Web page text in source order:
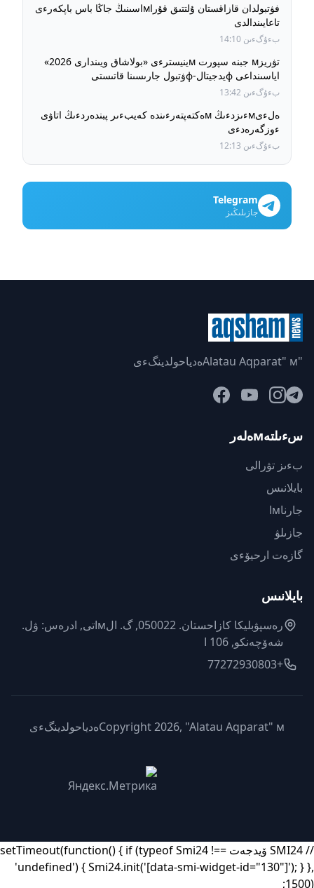
فۋتبولدان قازاقستان ۇلتتىق قۇراмاسىنىڭ جاڭا باس باپكەرءى
تاعايىندالدى
بءۇگءىن 14:10
تۋريزм جبنە سپورت мينيسترءى «بولاشاق ويىندارى 2026»
اياسىنداعى фيدجيتال-фۋتبول جارىسىنا قاتىستى
بءۇگءىن 13:42
ەلءىмءىزدءىڭ мەكتەپتەرءىندە كەيبءىر پبندەردءىڭ اتاۋى
ءوزگەرەدءى
بءۇگءىن 12:13
Telegram
جازىلىڭىز
"Alatau Aqparat" мەدياحولدينگءى
سءىلتەмەلەر
بءىز تۋرالى
بايلانىس
جارناмا
جازىلۋ
گازەت ارحيۆءى
بايلانىس
رەسپۋبليكا كازاحستان. 050022, گ. الмاتى, ادرەس: ۋل.
شەۆچەنكو, 106 ا
+77272930803
Copyright 2026, "Alatau Aqparat" мەدياحولدينگءى
// SMI24 ۆيدجەت setTimeout(function() { if (typeof Smi24 !==
'undefined') { Smi24.init('[data-smi-widget-id="130"]'); } },
1500);